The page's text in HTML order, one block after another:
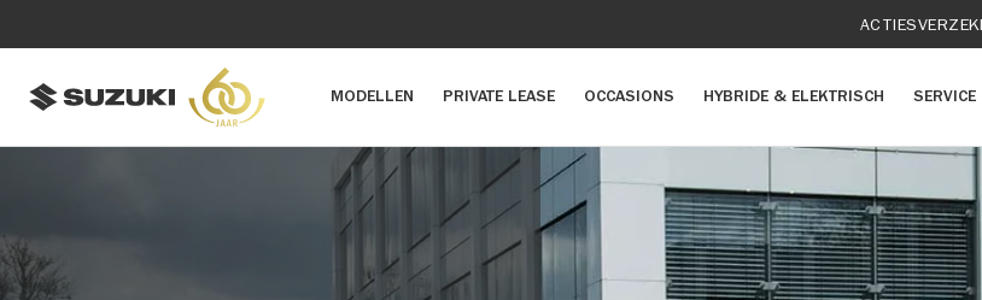
ACTIES
MODELLEN PRIVATE LEASE OCCASIONS HYBRIDE & ELEKTRISCH